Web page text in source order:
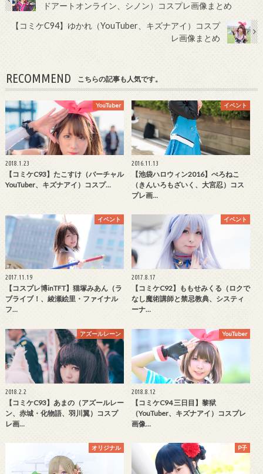
ドアートオンライン、シノン）コスプレ画像まとめ
【コミケC94】ゆかれ（YouTuber、キズナアイ）コスプ
レ画像まとめ
RECOMMEND こちらの記事も人気です。
YouTuber
2018.1.23
【コミケC93】たこすけ（バーチャル
YouTuber、キズナアイ）コスプ…
イベント
2016.11.13
【池袋ハロウィン2016】ぺろねこ
（きんいろもざいく、大宮忍）コス
プレ画…
イベント
2017.11.19
【コスプレ博inTFT】猫塚みあん（ラ
ブライブ！、綾瀬絵里・ファイナル
フ…
イベント
2017.8.17
【コミケC92】ももせみくる（ロクで
なし魔術講師と禁忌教典、システィ
ーナ…
アズールレーン
2018.2.2
【コミケC93】あまの（アズールレー
ン、赤城・化物語、羽川翼）コスプ
レ画…
YouTuber
2018.8.12
【コミケC94 三日目】黎狱
（YouTuber、キズナアイ）コスプレ
画像…
オリジナル P子